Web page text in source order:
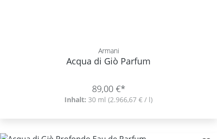
Armani
Acqua di Giò Parfum
89,00 €*
Inhalt: 30 ml (2.966,67 € / l)